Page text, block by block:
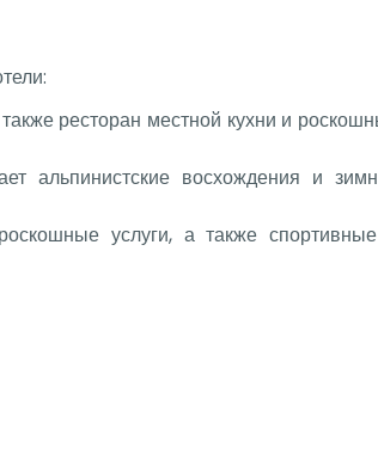
ресторан местной кухни и
альпинистские восхождения и
услуги, а также